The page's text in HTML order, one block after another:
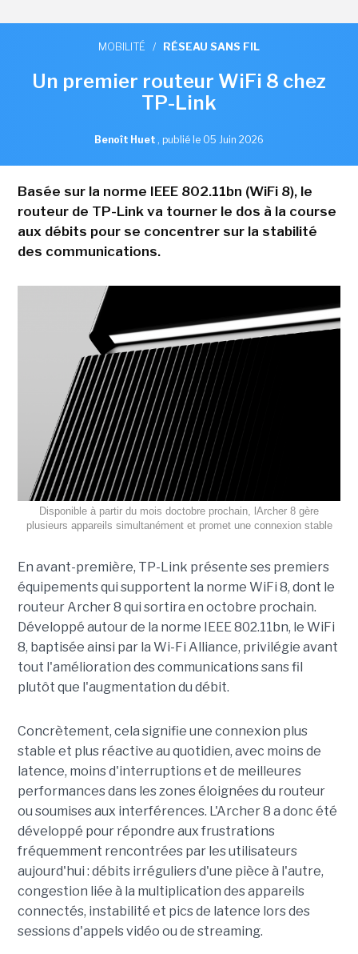
MOBILITÉ / RÉSEAU SANS FIL
Un premier routeur WiFi 8 chez
TP-Link
Benoît Huet , publié le 05 Juin 2026
Basée sur la norme IEEE 802.11bn (WiFi 8), le
routeur de TP-Link va tourner le dos à la course
aux débits pour se concentrer sur la stabilité
des communications.
Disponible à partir du mois doctobre prochain, lArcher 8 gère
plusieurs appareils simultanément et promet une connexion stable
En avant-première, TP-Link présente ses premiers
équipements qui supportent la norme WiFi 8, dont le
routeur Archer 8 qui sortira en octobre prochain.
Développé autour de la norme IEEE 802.11bn, le WiFi
8, baptisée ainsi par la Wi-Fi Alliance, privilégie avant
tout l'amélioration des communications sans fil
plutôt que l'augmentation du débit.
Concrètement, cela signifie une connexion plus
stable et plus réactive au quotidien, avec moins de
latence, moins d'interruptions et de meilleures
performances dans les zones éloignées du routeur
ou soumises aux interférences. L'Archer 8 a donc été
développé pour répondre aux frustrations
fréquemment rencontrées par les utilisateurs
aujourd'hui : débits irréguliers d'une pièce à l'autre,
congestion liée à la multiplication des appareils
connectés, instabilité et pics de latence lors des
sessions d'appels vidéo ou de streaming.